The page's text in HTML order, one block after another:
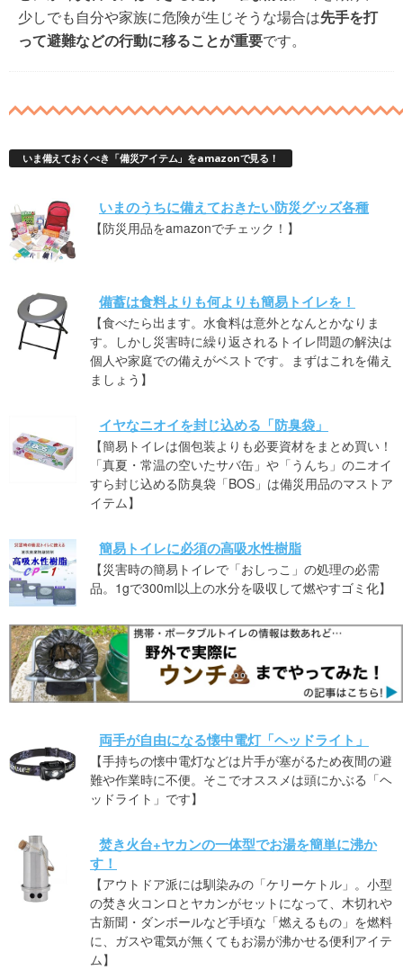
少しでも自分や家族に危険が生じそうな場合は先手を打
って避難などの行動に移ることが重要です。
いま備えておくべき「備災アイテム」をamazonで見る！
いまのうちに備えておきたい防災グッズ各種
【防災用品をamazonでチェック！】
備蓄は食料よりも何よりも簡易トイレを！
【食べたら出ます。水食料は意外となんとかなりま
す。しかし災害時に繰り返されるトイレ問題の解決は
個人や家庭での備えがベストです。まずはこれを備え
ましょう】
イヤなニオイを封じ込める「防臭袋」
【簡易トイレは個包装よりも必要資材をまとめ買い！
「真夏・常温の空いたサバ缶」や「うんち」のニオイ
すら封じ込める防臭袋「BOS」は備災用品のマストア
イテム】
簡易トイレに必須の高吸水性樹脂
【災害時の簡易トイレで「おしっこ」の処理の必需
品。1gで300ml以上の水分を吸収して燃やすゴミ化】
両手が自由になる懐中電灯「ヘッドライト」
【手持ちの懐中電灯などは片手が塞がるため夜間の避
難や作業時に不便。そこでオススメは頭にかぶる「ヘ
ッドライト」です】
焚き火台+ヤカンの一体型でお湯を簡単に沸か
す！
【アウトドア派には馴染みの「ケリーケトル」。小型
の焚き火コンロとヤカンがセットになって、木切れや
古新聞・ダンボールなど手頃な「燃えるもの」を燃料
に、ガスや電気が無くてもお湯が沸かせる便利アイテ
ム】